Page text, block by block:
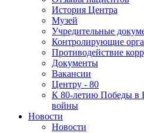
История Центра
Музей
Учредительные
Контролирующие
Противодействие
Документы
Вакансии
Центру - 80
К 80-летию Победы в
войны
Новости
Новости